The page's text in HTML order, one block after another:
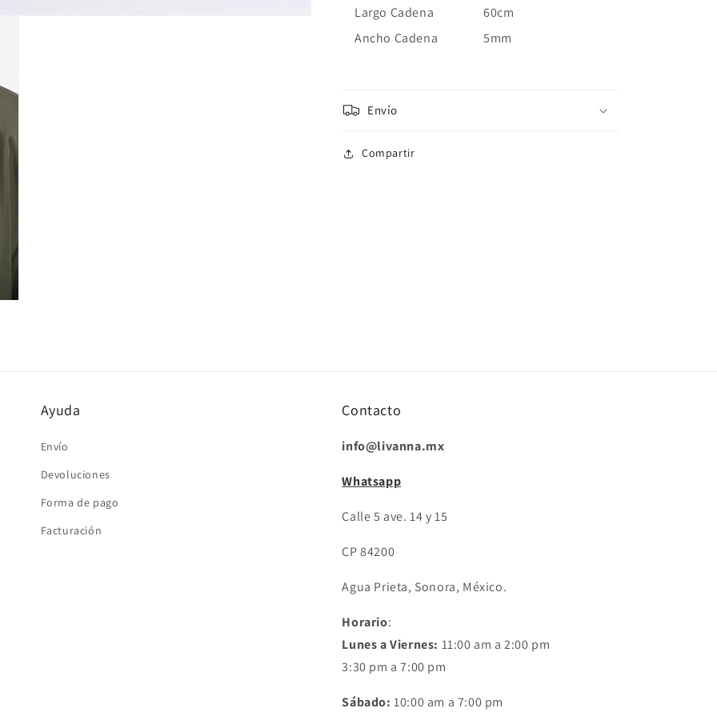
Largo Cadena
60cm
Ancho Cadena
5mm
Envío
Compartir
Ayuda
Envío
Devoluciones
Forma de pago
Facturación
Contacto
info@livanna.mx
Whatsapp
Calle 5 ave. 14 y 15
CP 84200
Agua Prieta, Sonora, México.
Horario:
Lunes a Viernes: 11:00 am a 2:00 pm
3:30 pm a 7:00 pm
Sábado:10:00 am a 7:00 pm